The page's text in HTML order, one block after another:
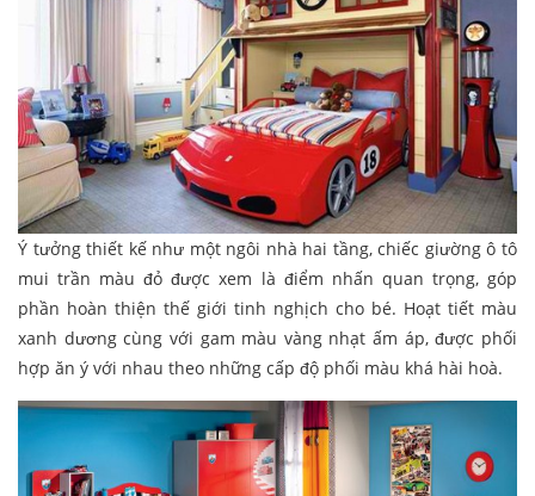
Ý tưởng thiết kế như một ngôi nhà hai tầng, chiếc giường ô tô
mui trần màu đỏ được xem là điểm nhấn quan trọng, góp
phần hoàn thiện thế giới tinh nghịch cho bé. Hoạt tiết màu
xanh dương cùng với gam màu vàng nhạt ấm áp, được phối
hợp ăn ý với nhau theo những cấp độ phối màu khá hài hoà.